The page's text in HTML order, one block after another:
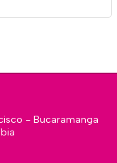
- Bucaramanga